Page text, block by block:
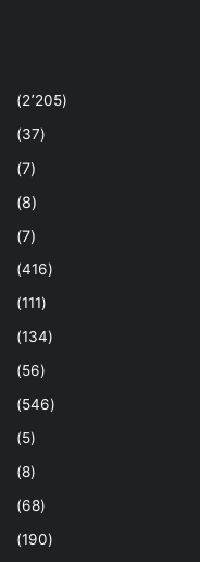
(2٬205)
(37)
(7)
(8)
(7)
(416)
(111)
(134)
(56)
(546)
(5)
(8)
(68)
(190)